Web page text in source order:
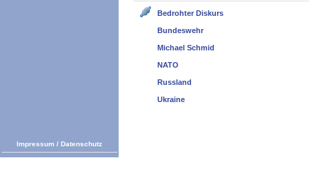
Bedrohter Diskurs
Bundeswehr
Michael Schmid
NATO
Russland
Ukraine
Impressum / Datenschutz